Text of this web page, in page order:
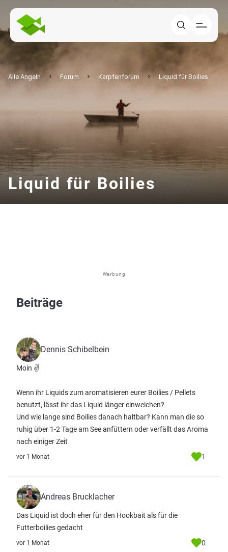
Alle Angeln Forum Karpfenforum Liquid für Boilies
Liquid für Boilies
Werbung
Beiträge
Dennis Schibelbein
Moin ✌️
Wenn ihr Liquids zum aromatisieren eurer Boilies / Pellets
benutzt, lässt ihr das Liquid länger einweichen?
Und wie lange sind Boilies danach haltbar? Kann man die so
ruhig über 1-2 Tage am See anfüttern oder verfällt das Aroma
nach einiger Zeit
vor 1 Monat 1
Andreas Brucklacher
Das Liquid ist doch eher für den Hookbait als für die
Futterboilies gedacht
vor 1 Monat 0